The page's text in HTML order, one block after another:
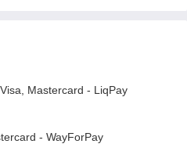
Mastercard - LiqPay
- WayForPay